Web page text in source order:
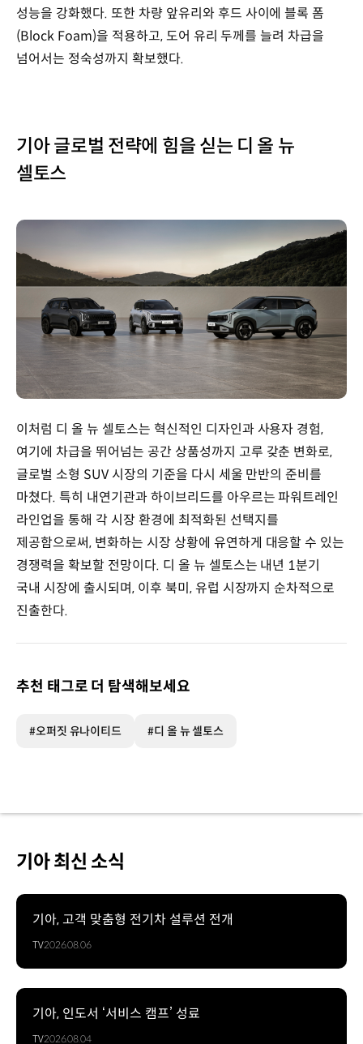
성능을 강화했다. 또한 차량 앞유리와 후드 사이에 블록 폼
(Block Foam)을 적용하고, 도어 유리 두께를 늘려 차급을
넘어서는 정숙성까지 확보했다.
기아 글로벌 전략에 힘을 싣는 디 올 뉴
셀토스
이처럼 디 올 뉴 셀토스는 혁신적인 디자인과 사용자 경험,
여기에 차급을 뛰어넘는 공간 상품성까지 고루 갖춘 변화로,
글로벌 소형 SUV 시장의 기준을 다시 세울 만반의 준비를
마쳤다. 특히 내연기관과 하이브리드를 아우르는 파워트레인
라인업을 통해 각 시장 환경에 최적화된 선택지를
제공함으로써, 변화하는 시장 상황에 유연하게 대응할 수 있는
경쟁력을 확보할 전망이다. 디 올 뉴 셀토스는 내년 1분기
국내 시장에 출시되며, 이후 북미, 유럽 시장까지 순차적으로
진출한다.
추천 태그로 더 탐색해보세요
#오퍼짓 유나이티드 #디 올 뉴 셀토스
기아 최신 소식
기아, 고객 맞춤형 전기차 설루션 전개
TV2026.08.06
기아, 인도서 ‘서비스 캠프’ 성료
TV2026.08.04